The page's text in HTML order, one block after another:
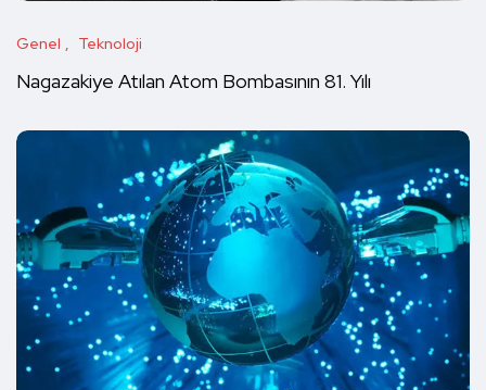
Genel Teknoloji
Nagazakiye Atılan Atom Bombasının 81. Yılı